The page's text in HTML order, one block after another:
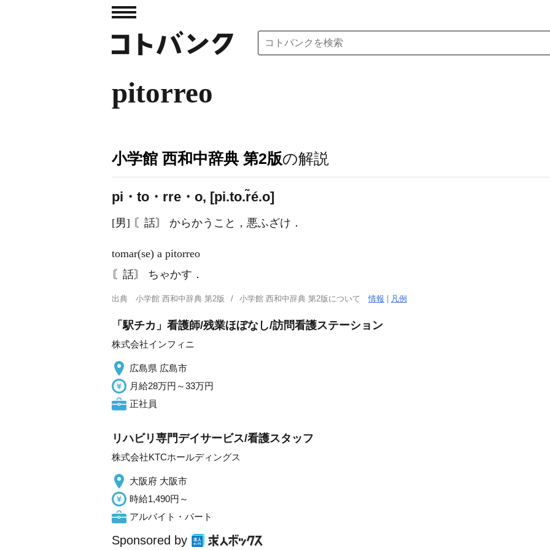
pitorreo
小学館 西和中辞典 第2版の解説
pi・to・rre・o, [pi.to.r̃é.o]
[男] 〘話〙 からかうこと，悪ふざけ．
tomar(se) a pitorreo
〘話〙 ちゃかす．
出典 小学館 西和中辞典 第2版 小学館 西和中辞典 第2版について情報 凡例
「駅チカ」看護師/残業ほぼなし/訪問看護ステーション
株式会社インフィニ
広島県 広島市
月給28万円～33万円
正社員
リハビリ専門デイサービス/看護スタッフ
株式会社KTCホールディングス
大阪府 大阪市
時給1,490円～
アルバイト・パート
Sponsored by